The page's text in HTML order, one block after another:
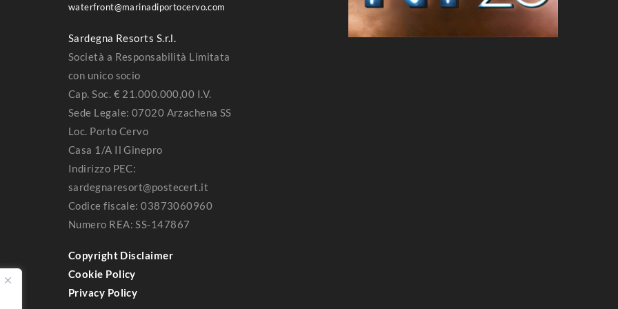
waterfront@marinadiportocervo.com
Sardegna Resorts S.r.l.
Società a Responsabilità Limitata
con unico socio
Cap. Soc. € 21.000.000,00 I.V.
Sede Legale: 07020 Arzachena SS
Loc. Porto Cervo
Casa 1/A Il Ginepro
Indirizzo PEC:
sardegnaresort@postecert.it
Codice fiscale: 03873060960
Numero REA: SS-147867
Copyright Disclaimer
Cookie Policy
Privacy Policy